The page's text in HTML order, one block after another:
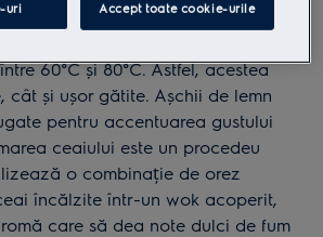
să fie gătite. Pentru afumarea la
60°C și 80°C. Astfel, acestea
cât și ușor gătite. Așchii de lemn
pentru accentuarea gustului
ceaiului este un procedeu
o combinație de orez
încălzite într-un wok acoperit,
care să dea note dulci de fum
uri Accept toate cookie-urile